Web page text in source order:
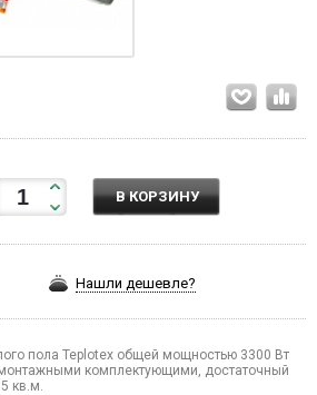
В КОРЗИНУ
Нашли дешевле?
пола Teplotex общей мощностью 3300 Вт
комплектующими, достаточный
кв.м.